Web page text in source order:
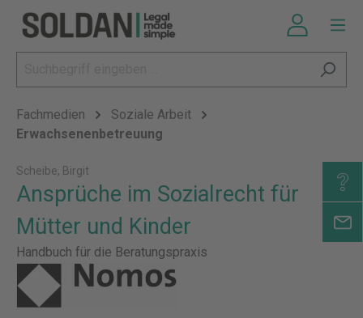
Fachmedien
Soziale Arbeit
Erwachsenenbetreuung
Scheibe, Birgit
Ansprüche im Sozialrecht für
Mütter und Kinder
Handbuch für die Beratungspraxis